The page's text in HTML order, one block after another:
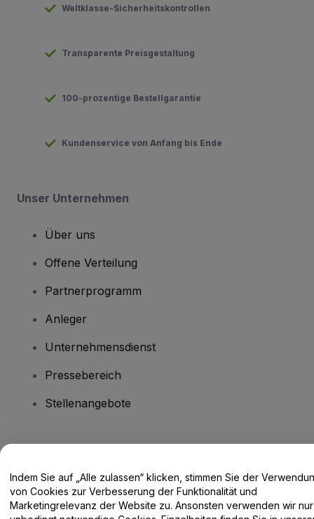
Weltklasse-Sicherheitskontrollen
Transparente Preisgestaltung
100-prozentige Bestellgarantie
Kundenservice von Anfang bis Ende
Unser Unternehmen
Über uns
Offene Verteilung
Partnerprogramm
Anleger
Unternehmensdienst
Pressebereich
Stellenangebote
Hilfe-Center / Kontakt
Indem Sie auf „Alle zulassen“ klicken, stimmen Sie der
von Cookies zur Verbesserung der Funktionalität und
Marketingrelevanz der Website zu. Ansonsten verwenden wir nur